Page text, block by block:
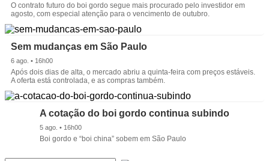
O contrato futuro do boi gordo segue mais procurado pelo investidor em
agosto, com especial atenção para o vencimento de outubro.
Sem mudanças em São Paulo
6 ago. • 16h00
Após dois dias de alta, o mercado abriu a quinta-feira com preços estáveis.
A oferta está controlada, e as compras também.
A cotação do boi gordo continua subindo
5 ago. • 16h00
Boi gordo e “boi china” sobem em São Paulo